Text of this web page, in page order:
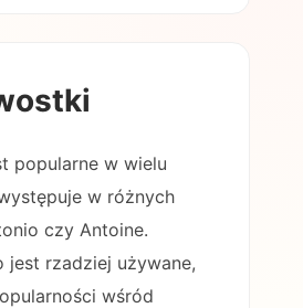
popularne w wielu
w różnych
czy Antoine.
jest rzadziej używane,
wśród